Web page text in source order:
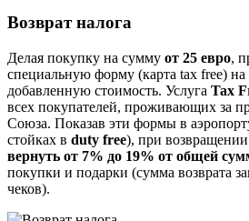
Возврат налога
Делая покупку на сумму от 25 евро,
специальную форму (карта tax free) на
добавленную стоимость. Услуга Tax
всех покупателей, проживающих за
Союза. Показав эти формы в
стойках в duty free), при
вернуть от 7% до 19% от общей
покупки и подарки (сумма возврата
чеков).